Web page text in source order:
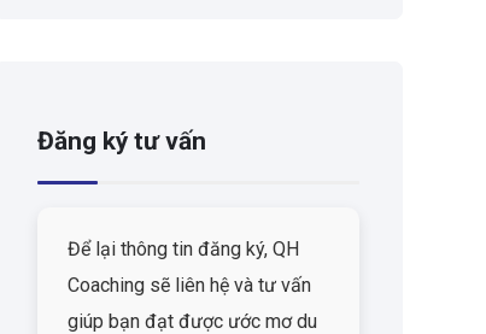
Đăng ký tư vấn
Để lại thông tin đăng ký, QH
Coaching sẽ liên hệ và tư vấn
giúp bạn đạt được ước mơ du